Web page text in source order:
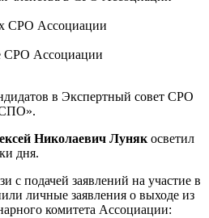
СРО Ассоциации
СРО Ассоциации
в Экспертный совет СРО
Николаевич Лунякосветил
дня.
с подачей заявлений на участие в
личные заявления о выходе из
комитета Ассоциации: